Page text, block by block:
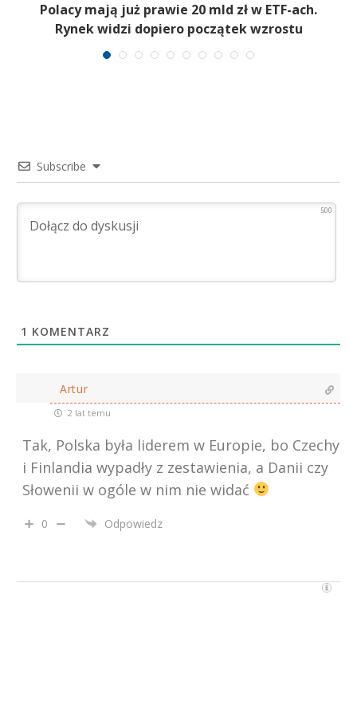
Polacy mają już prawie 20 mld zł w ETF-ach.
Rynek widzi dopiero początek wzrostu
Subscribe
500
1 KOMENTARZ
Artur
2 lat temu
Tak, Polska była liderem w Europie, bo Czechy
i Finlandia wypadły z zestawienia, a Danii czy
Słowenii w ogóle w nim nie widać
0 Odpowiedz